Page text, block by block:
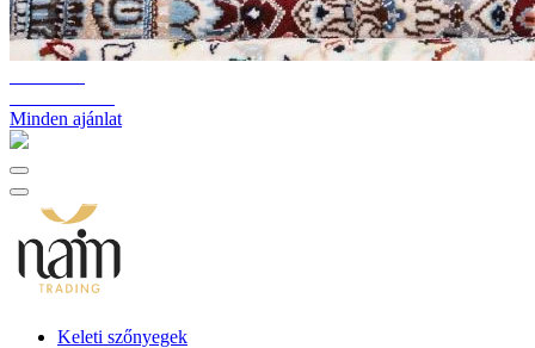
Minden ajánlat
Keleti szőnyegek